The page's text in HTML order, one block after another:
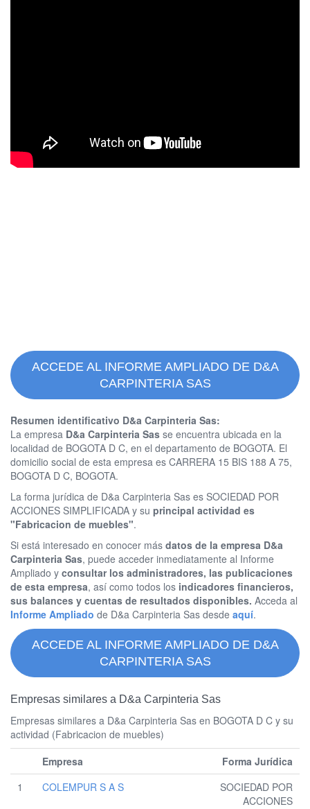
ACCEDE AL INFORME AMPLIADO DE D&A
CARPINTERIA SAS
Resumen identificativo D&a Carpinteria Sas:
La empresa D&a Carpinteria Sas se encuentra ubicada en la
localidad de BOGOTA D C, en el departamento de BOGOTA. El
domicilio social de esta empresa es CARRERA 15 BIS 188 A 75,
BOGOTA D C, BOGOTA.
La forma jurídica de D&a Carpinteria Sas es SOCIEDAD POR
ACCIONES SIMPLIFICADA y su principal actividad es
"Fabricacion de muebles".
Si está interesado en conocer más datos de la empresa D&a
Carpinteria Sas, puede acceder inmediatamente al Informe
Ampliado y consultar los administradores, las publicaciones
de esta empresa, así como todos los indicadores financieros,
sus balances y cuentas de resultados disponibles. Acceda al
Informe Ampliado de D&a Carpinteria Sas desde aquí.
ACCEDE AL INFORME AMPLIADO DE D&A
CARPINTERIA SAS
Empresas similares a D&a Carpinteria Sas
Empresas similares a D&a Carpinteria Sas en BOGOTA D C y su
actividad (Fabricacion de muebles)
Empresa
Forma Jurídica
1
COLEMPUR S A S
SOCIEDAD POR
ACCIONES